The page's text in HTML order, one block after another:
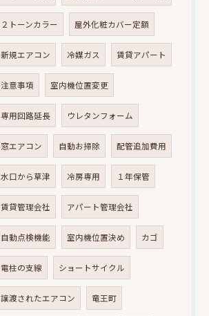
２トーンカラー 屋外化粧カバー定額
新規エアコン 冷媒ガス 賃貸アパート
注意事項 室内機位置変更
専用回路延長 ウレタンフォーム
窓エアコン 自動お掃除 配管追加費用
水口から草津 冷房専用 １年保管
賃貸管理会社 アパート管理会社
自動点検機能 室内機位置決め カゴ
電柱の支線 ショートサイクル
譲渡されたエアコン 竜王町